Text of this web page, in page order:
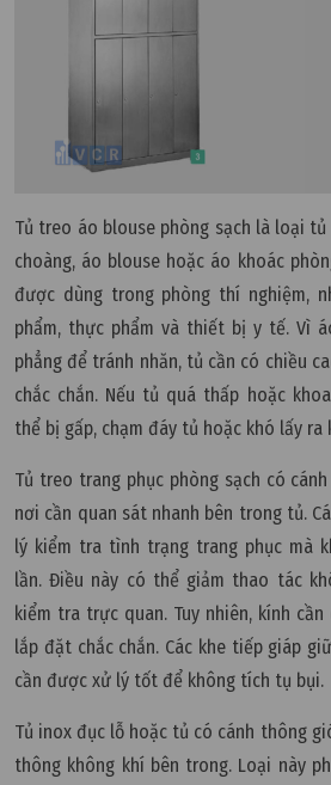
Tủ treo áo blouse phòng sạch là loại
choàng, áo blouse hoặc áo khoác
được dùng trong phòng thí nghiệm,
phẩm, thực phẩm và thiết bị y tế. Vì
phẳng để tránh nhăn, tủ cần có chiều
chắc chắn. Nếu tủ quá thấp hoặc
thể bị gấp, chạm đáy tủ hoặc khó lấy ra
Tủ treo trang phục phòng sạch có
nơi cần quan sát nhanh bên trong tủ.
lý kiểm tra tình trạng trang phục mà
lần. Điều này có thể giảm thao tác
kiểm tra trực quan. Tuy nhiên, kính
lắp đặt chắc chắn. Các khe tiếp giáp
cần được xử lý tốt để không tích tụ bụi.
Tủ inox đục lỗ hoặc tủ có cánh thông
thông không khí bên trong. Loại này